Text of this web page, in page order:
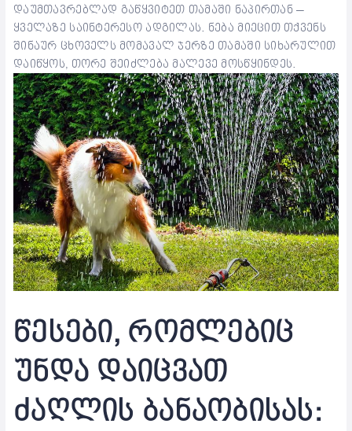
დაუმთავრებლად გაწყვიტეთ თამაში ნაპირთან –
ყველაზე საინტერესო ადგილას. ნება მიეცით თქვენს
შინაურ ცხოველს მომავალ ჯერზე თამაში სიხარულით
დაიწყოს, თორე შეიძლება მალევე მოსწყინდეს.
წესები, რომლებიც
უნდა დაიცვათ
ძაღლის ბანაობისას: